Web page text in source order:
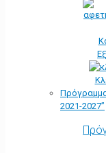
2021-2027”